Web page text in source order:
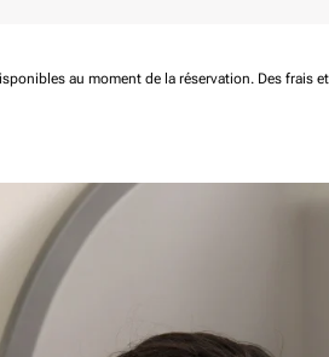
au moment de la réservation. Des frais